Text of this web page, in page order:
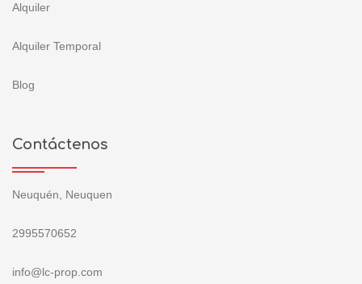
Alquiler
Alquiler Temporal
Blog
Contáctenos
Neuquén, Neuquen
2995570652
info@lc-prop.com